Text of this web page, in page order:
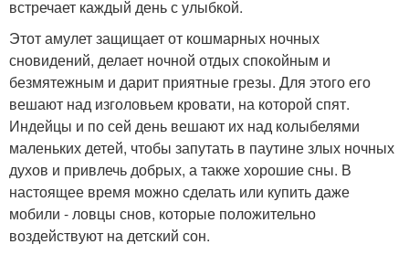
встречает каждый день с улыбкой.
Этот амулет защищает от кошмарных ночных
сновидений, делает ночной отдых спокойным и
безмятежным и дарит приятные грезы. Для этого его
вешают над изголовьем кровати, на которой спят.
Индейцы и по сей день вешают их над колыбелями
маленьких детей, чтобы запутать в паутине злых ночных
духов и привлечь добрых, а также хорошие сны. В
настоящее время можно сделать или купить даже
мобили - ловцы снов, которые положительно
воздействуют на детский сон.